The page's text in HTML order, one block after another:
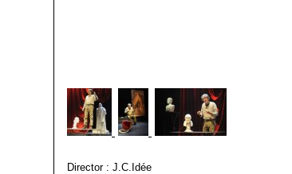
Director : J.C.Idée